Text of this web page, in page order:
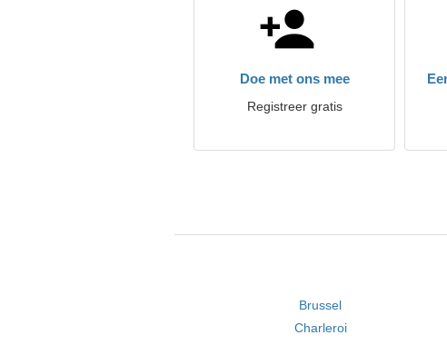
Doe met ons mee
Registreer gratis
Brussel
Charleroi